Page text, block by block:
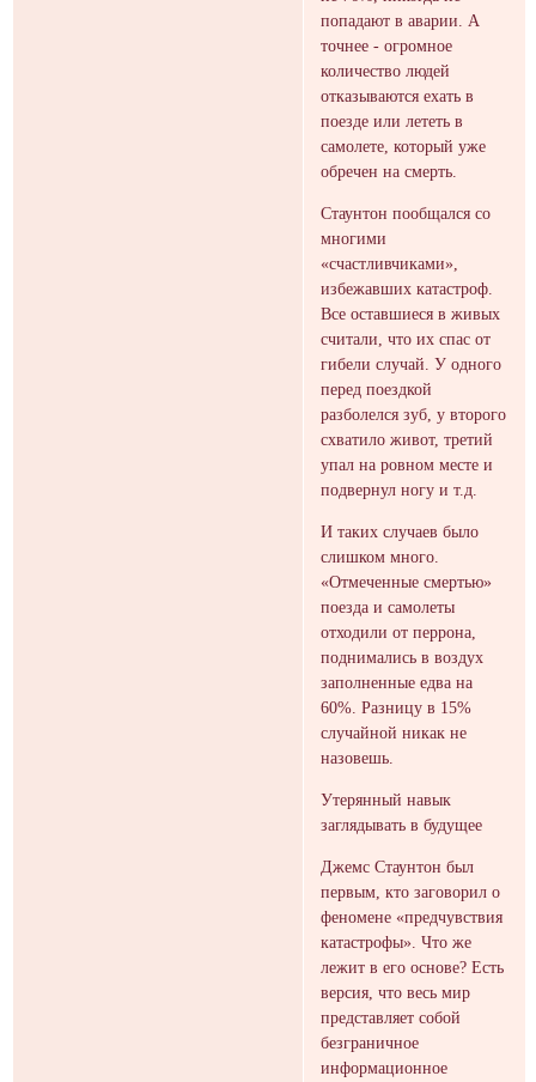
попадают в аварии. А
точнее - огромное
количество людей
отказываются ехать в
поезде или лететь в
самолете, который уже
обречен на смерть.
Стаунтон пообщался со
многими
«счастливчиками»,
избежавших катастроф.
Все оставшиеся в живых
считали, что их спас от
гибели случай. У одного
перед поездкой
разболелся зуб, у второго
схватило живот, третий
упал на ровном месте и
подвернул ногу и т.д.
И таких случаев было
слишком много.
«Отмеченные смертью»
поезда и самолеты
отходили от перрона,
поднимались в воздух
заполненные едва на
60%. Разницу в 15%
случайной никак не
назовешь.
Утерянный навык
заглядывать в будущее
Джемс Стаунтон был
первым, кто заговорил о
феномене «предчувствия
катастрофы». Что же
лежит в его основе? Есть
версия, что весь мир
представляет собой
безграничное
информационное